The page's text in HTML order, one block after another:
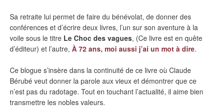
Sa retraite lui permet de faire du bénévolat, de donner des
conférences et d’écrire deux livres, l’un sur son aventure à la
voile sous le titre Le Choc des vagues, (Ce livre est en quête
d’éditeur) et l’autre, À 72 ans, moi aussi j’ai un mot à dire.
Ce blogue s’insère dans la continuité de ce livre où Claude
Bérubé veut donner la parole aux vieux et démontrer que ce
n’est pas du radotage. Tout en touchant l’actualité, il aime bien
transmettre les nobles valeurs.